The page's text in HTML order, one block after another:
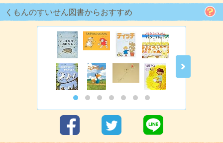
くもんのすいせん図書からおすすめ